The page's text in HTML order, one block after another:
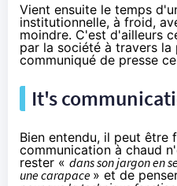
Vient ensuite le temps
institutionnelle, à froid,
moindre. C'est d'ailleurs
par la société à travers la
communiqué de presse
It's
Bien entendu, il peut être
communication à chaud
rester « dans son jargon en
une carapace » et de